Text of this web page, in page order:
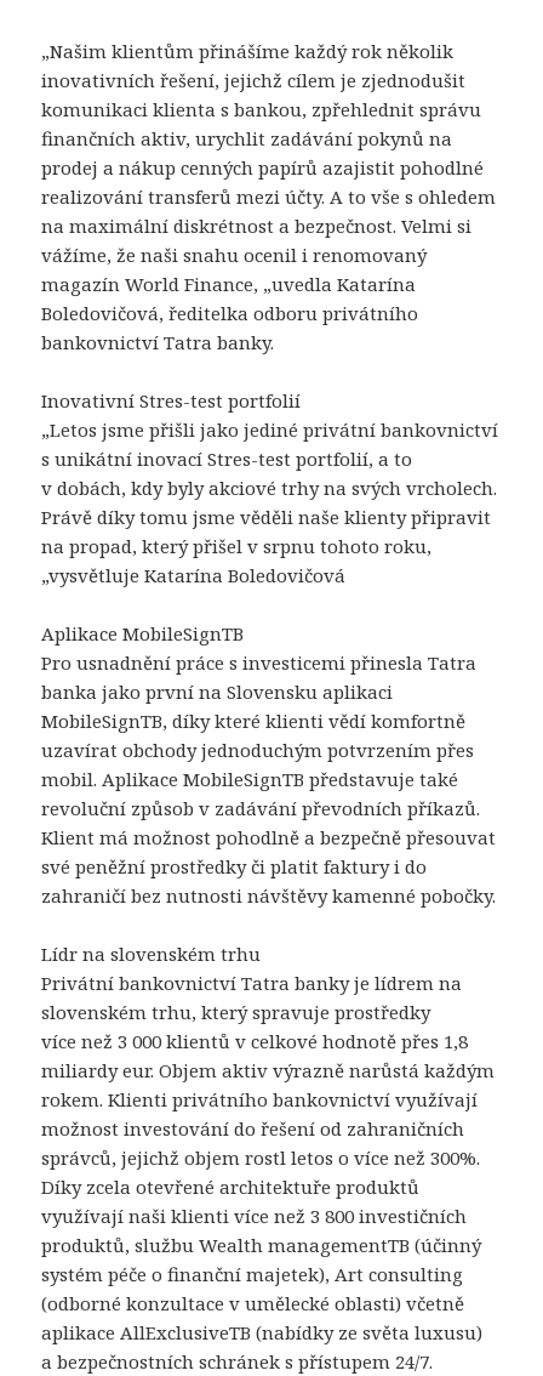
„Našim klientům přinášíme každý rok několik
inovativních řešení, jejichž cílem je zjednodušit
komunikaci klienta s bankou, zpřehlednit správu
finančních aktiv, urychlit zadávání pokynů na
prodej a nákup cenných papírů azajistit pohodlné
realizování transferů mezi účty. A to vše s ohledem
na maximální diskrétnost a bezpečnost. Velmi si
vážíme, že naši snahu ocenil i renomovaný
magazín World Finance, „uvedla Katarína
Boledovičová, ředitelka odboru privátního
bankovnictví Tatra banky.
Inovativní Stres-test portfolií
„Letos jsme přišli jako jediné privátní bankovnictví
s unikátní inovací Stres-test portfolií, a to
v dobách, kdy byly akciové trhy na svých vrcholech.
Právě díky tomu jsme věděli naše klienty připravit
na propad, který přišel v srpnu tohoto roku,
„vysvětluje Katarína Boledovičová
Aplikace MobileSignTB
Pro usnadnění práce s investicemi přinesla Tatra
banka jako první na Slovensku aplikaci
MobileSignTB, díky které klienti vědí komfortně
uzavírat obchody jednoduchým potvrzením přes
mobil. Aplikace MobileSignTB představuje také
revoluční způsob v zadávání převodních příkazů.
Klient má možnost pohodlně a bezpečně přesouvat
své peněžní prostředky či platit faktury i do
zahraničí bez nutnosti návštěvy kamenné pobočky.
Lídr na slovenském trhu
Privátní bankovnictví Tatra banky je lídrem na
slovenském trhu, který spravuje prostředky
více než 3 000 klientů v celkové hodnotě přes 1,8
miliardy eur. Objem aktiv výrazně narůstá každým
rokem. Klienti privátního bankovnictví využívají
možnost investování do řešení od zahraničních
správců, jejichž objem rostl letos o více než 300%.
Díky zcela otevřené architektuře produktů
využívají naši klienti více než 3 800 investičních
produktů, službu Wealth managementTB (účinný
systém péče o finanční majetek), Art consulting
(odborné konzultace v umělecké oblasti) včetně
aplikace AllExclusiveTB (nabídky ze světa luxusu)
a bezpečnostních schránek s přístupem 24/7.